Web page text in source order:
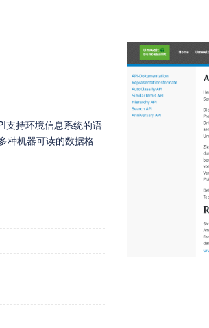
支持环境信息系统的语
种机器可读的数据格